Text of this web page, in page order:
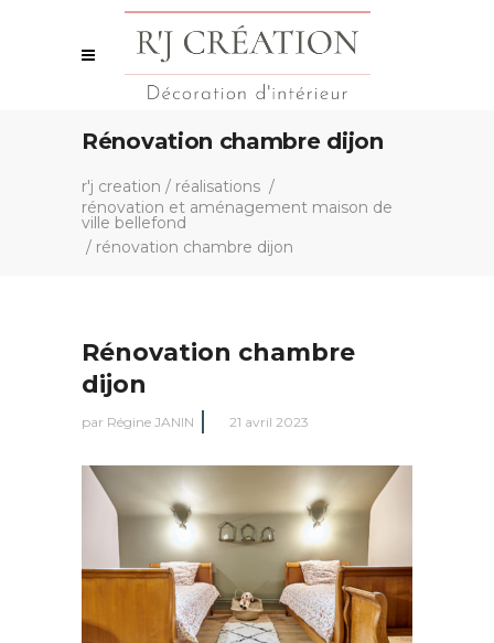
Rénovation chambre dijon
r'j creation / réalisations /
rénovation et aménagement maison de
ville bellefond
/ rénovation chambre dijon
Rénovation chambre
dijon
par Régine JANIN 21 avril 2023